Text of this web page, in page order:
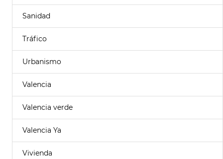
Sanidad
Tráfico
Urbanismo
Valencia
Valencia verde
Valencia Ya
Vivienda